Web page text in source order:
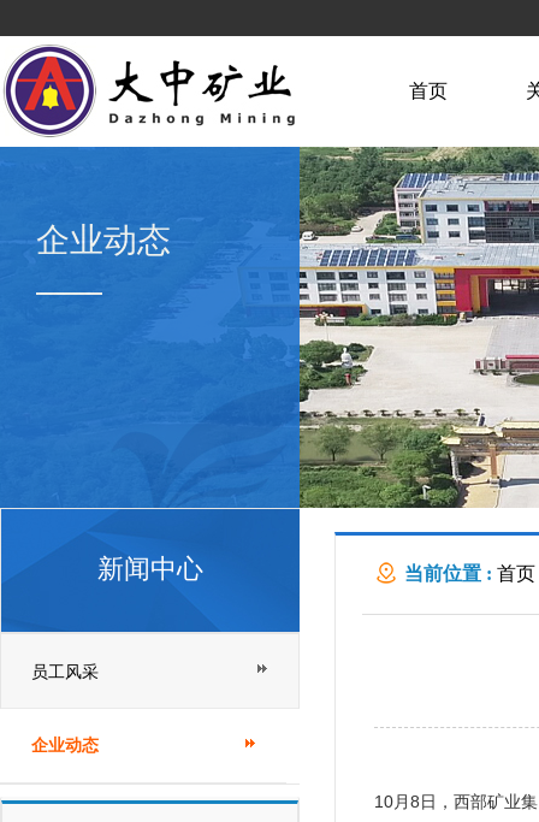
首页
企业动态
新闻中心
员工风采
企业动态
当前位置 : 首页
10月8日，西部矿业